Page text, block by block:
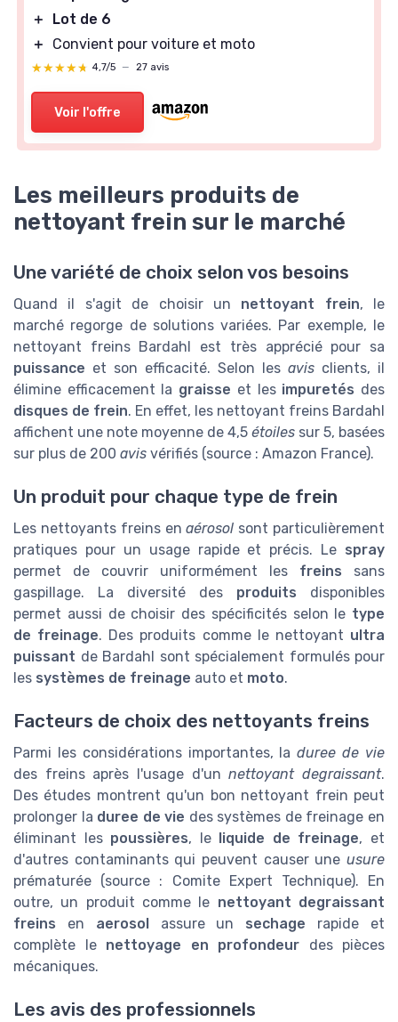
＋
Lot de 6
＋
Convient pour voiture et moto
★★★★★
★★★★★ 4,7/5 — 27 avis
Voir l'offre
Les meilleurs produits de
nettoyant frein sur le marché
Une variété de choix selon vos besoins
Quand il s'agit de choisir un nettoyant frein, le
marché regorge de solutions variées. Par exemple, le
nettoyant freins Bardahl est très apprécié pour sa
puissance et son efficacité. Selon les avis clients, il
élimine efficacement la graisse et les impuretés des
disques de frein. En effet, les nettoyant freins Bardahl
affichent une note moyenne de 4,5 étoiles sur 5, basées
sur plus de 200 avis vérifiés (source : Amazon France).
Un produit pour chaque type de frein
Les nettoyants freins enaérosol sont particulièrement
pratiques pour un usage rapide et précis. Le spray
permet de couvrir uniformément les freins sans
gaspillage. La diversité des produits disponibles
permet aussi de choisir des spécificités selon le type
de freinage. Des produits comme le nettoyant ultra
puissant de Bardahl sont spécialement formulés pour
les systèmes de freinage auto et moto.
Facteurs de choix des nettoyants freins
Parmi les considérations importantes, laduree de vie
des freins après l'usage d'unnettoyant degraissant.
Des études montrent qu'un bon nettoyant frein peut
prolonger la duree de vie des systèmes de freinage en
éliminant les poussières, le liquide de freinage, et
d'autres contaminants qui peuvent causer une usure
prématurée (source : Comite Expert Technique). En
outre, un produit comme le nettoyant degraissant
freins en aerosolassure un sechage rapide et
complète le nettoyage en profondeur des pièces
mécaniques.
Les avis des professionnels